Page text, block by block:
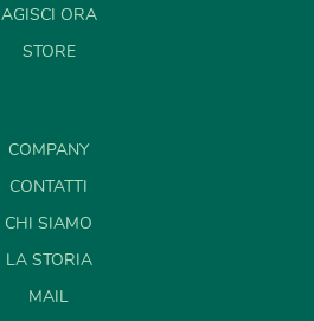
AGISCI ORA
STORE
COMPANY
CONTATTI
CHI SIAMO
LA STORIA
MAIL